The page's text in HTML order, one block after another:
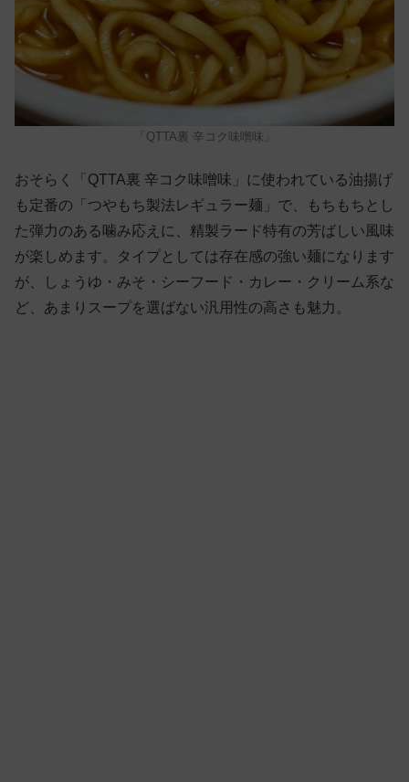
「QTTA裏 辛コク味噌味」
おそらく「QTTA裏 辛コク味噌味」に使われている油揚げ
も定番の「つやもち製法レギュラー麺」で、もちもちとし
た弾力のある噛み応えに、精製ラード特有の芳ばしい風味
が楽しめます。タイプとしては存在感の強い麺になります
が、しょうゆ・みそ・シーフード・カレー・クリーム系な
ど、あまりスープを選ばない汎用性の高さも魅力。